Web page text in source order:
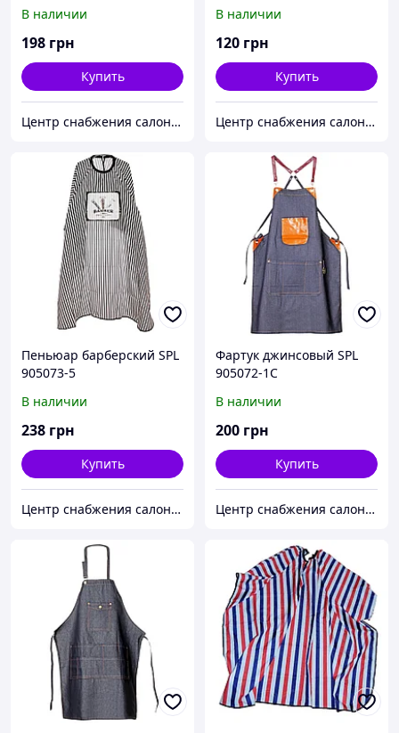
В наличии
198 грн
Купить
Центр снабжения салонов красоты DenIC
В наличии
120 грн
Купить
Центр снабжения салонов красоты DenIC
Пеньюар барберский SPL
905073-5
В наличии
238 грн
Купить
Центр снабжения салонов красоты DenIC
Фартук джинсовый SPL
905072-1C
В наличии
200 грн
Купить
Центр снабжения салонов красоты DenIC